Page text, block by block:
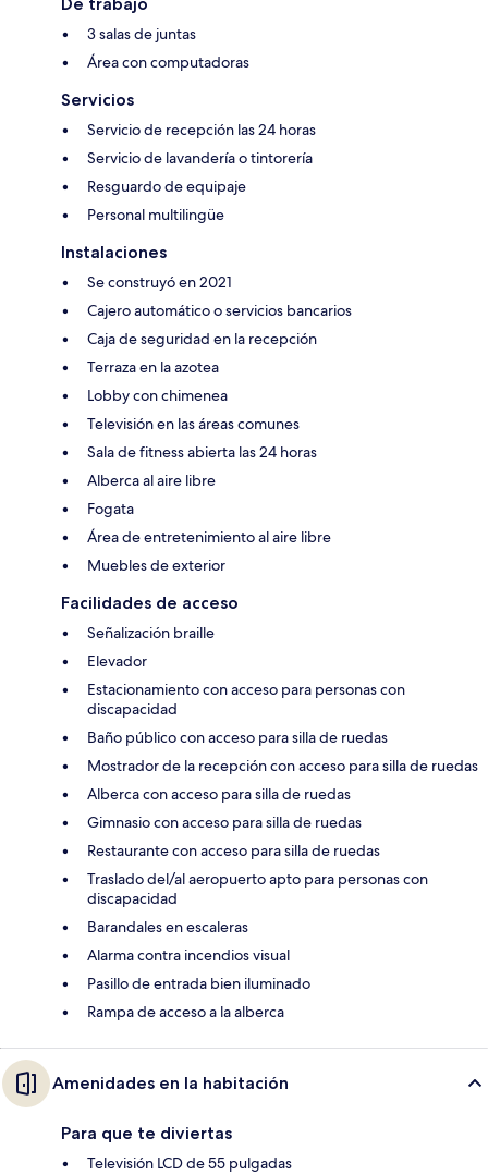
3 salas de juntas
Área con computadoras
Servicios
Servicio de recepción las 24 horas
Servicio de lavandería o tintorería
Resguardo de equipaje
Personal multilingüe
Instalaciones
Se construyó en 2021
Cajero automático o servicios bancarios
Caja de seguridad en la recepción
Terraza en la azotea
Lobby con chimenea
Televisión en las áreas comunes
Sala de fitness abierta las 24 horas
Alberca al aire libre
Fogata
Área de entretenimiento al aire libre
Muebles de exterior
Facilidades de acceso
Señalización braille
Elevador
Estacionamiento con acceso para personas con
discapacidad
Baño público con acceso para silla de ruedas
Mostrador de la recepción con acceso para silla de ruedas
Alberca con acceso para silla de ruedas
Gimnasio con acceso para silla de ruedas
Restaurante con acceso para silla de ruedas
Traslado del/al aeropuerto apto para personas con
discapacidad
Barandales en escaleras
Alarma contra incendios visual
Pasillo de entrada bien iluminado
Rampa de acceso a la alberca
Amenidades en la habitación
Para que te diviertas
Televisión LCD de 55 pulgadas